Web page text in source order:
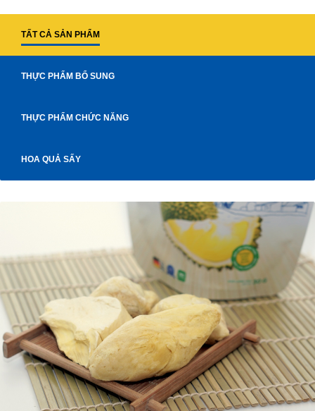
TẤT CẢ SẢN PHẨM
THỰC PHẨM BỔ SUNG
THỰC PHẨM CHỨC NĂNG
HOA QUẢ SẤY